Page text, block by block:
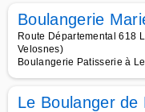
Boulangerie
Route Départemental 618
Velosnes)
Boulangerie Patisserie à
Le Boulanger de